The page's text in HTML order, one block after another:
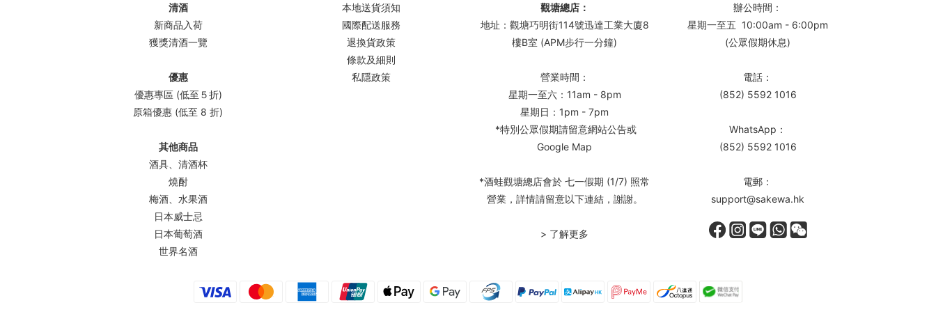
清酒
新商品入荷
獲獎清酒一覽
優惠
優惠專區 (低至５折)
原箱優惠 (低至 8 折)
其他商品
酒具、清酒杯
燒酎
梅酒、水果酒
日本威士忌
日本葡萄酒
世界名酒
本地送貨須知
國際配送服務
退換貨政策
條款及細則
私隱政策
觀塘總店：
地址：觀塘巧明街114號迅達工業大廈8
樓B室 (APM步行一分鐘)
營業時間：
星期一至六：11am - 8pm
星期日：1pm - 7pm
*特別公眾假期請留意網站公告或
Google Map
*酒蛙觀塘總店會於 七一假期 (1/7) 照常
營業，詳情請留意以下連結，謝謝。
> 了解更多
辦公時間：
星期一至五 10:00am - 6:00pm
(公眾假期休息)
電話：
(852) 5592 1016
WhatsApp：
(852) 5592 1016
電郵：
support@sakewa.hk